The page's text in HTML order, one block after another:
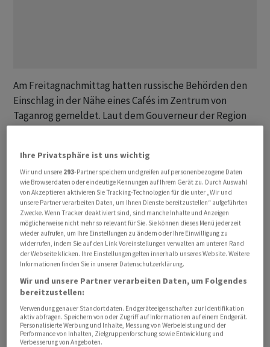
Am Freitagnachmittag hatten russische Behörden den
Einschlag in der Nähe eines Cafés im Zentrum von
Taganrog gemeldet. Laut dem Gouverneur der Region
Ukrainer sollen laut Moskauer Angaben das
Flugabwehrsystem S-200 zur Angriffswaffe
umfunktioniert und damit geschossen haben. Das liess
sich zunächst nicht verifizieren.
Golubew, berichtete später von einer zweiten Rakete,
die über dem Landkreis Asow unweit von Taganrog
abgeschossen worden sei. Die Trümmerteile sollen hier
in einer unbewohnten Gegend heruntergekommen sein
und keine Schäden angerichtet haben. Unabhängig
konnten die russischen Angaben nicht überprüft
werden.
Ihre Privatsphäre ist uns wichtig
Wir und unsere 293-Partner speichern und greifen auf personenbezogene Daten
wie Browserdaten oder eindeutige Kennungen auf Ihrem Gerät zu. Durch Auswahl
von Akzeptieren aktivieren Sie Tracking-Technologien für die unter „Wir und
unsere Partner verarbeiten Daten, um Ihnen Dienste bereitzustellen“ aufgeführten
Zwecke. Wenn Tracker deaktiviert sind, sind manche Inhalte und Anzeigen
möglicherweise nicht mehr so relevant für Sie. Sie können dieses Menü jederzeit
wieder aufrufen, um Ihre Einstellungen zu ändern oder Ihre Einwilligung zu
widerrufen, indem Sie auf den Link Voreinstellungen verwalten am unteren Rand
der Webseite klicken. Ihre Einstellungen gelten innerhalb unseres Website. Weitere
Informationen finden Sie in unserer Datenschutzerklärung.
Wir und unsere Partner verarbeiten Daten, um Folgendes
bereitzustellen:
Verwendung genauer Standortdaten. Endgeräteeigenschaften zur Identifikation
aktiv abfragen. Speichern von oder Zugriff auf Informationen auf einem Endgerät.
Personalisierte Werbung und Inhalte, Messung von Werbeleistung und der
Performance von Inhalten, Zielgruppenforschung sowie Entwicklung und
Verbesserung von Angeboten.